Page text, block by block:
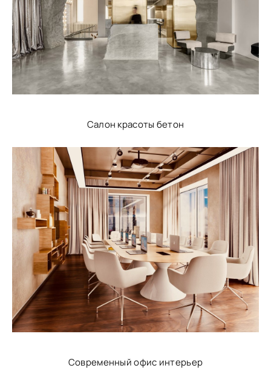
Салон красоты бетон
Современный офис интерьер